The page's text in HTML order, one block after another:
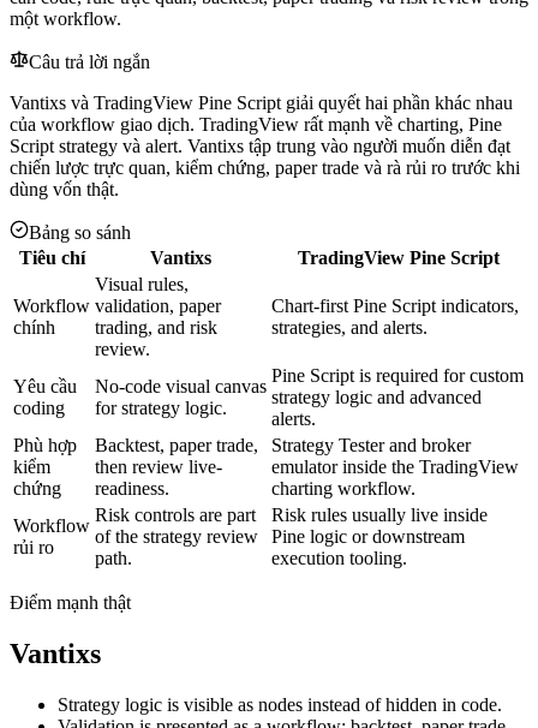
một workflow.
Câu trả lời ngắn
Vantixs và TradingView Pine Script giải quyết hai phần khác nhau
của workflow giao dịch. TradingView rất mạnh về charting, Pine
Script strategy và alert. Vantixs tập trung vào người muốn diễn đạt
chiến lược trực quan, kiểm chứng, paper trade và rà rủi ro trước khi
dùng vốn thật.
Bảng so sánh
Tiêu chí
Vantixs TradingView Pine Script
Workflow
chính
Visual rules,
validation, paper
trading, and risk
review.
Chart-first Pine Script indicators,
strategies, and alerts.
Yêu cầu
coding
No-code visual canvas
for strategy logic.
Pine Script is required for custom
strategy logic and advanced
alerts.
Phù hợp
kiểm
chứng
Backtest, paper trade,
then review live-
readiness.
Strategy Tester and broker
emulator inside the TradingView
charting workflow.
Workflow
rủi ro
Risk controls are part
of the strategy review
path.
Risk rules usually live inside
Pine logic or downstream
execution tooling.
Điểm mạnh thật
Vantixs
Strategy logic is visible as nodes instead of hidden in code.